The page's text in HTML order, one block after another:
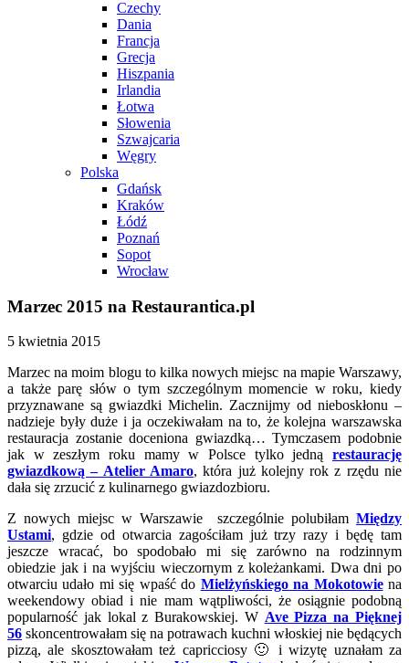
Czechy
Dania
Francja
Grecja
Hiszpania
Irlandia
Łotwa
Słowenia
Szwajcaria
Węgry
Polska
Gdańsk
Kraków
Łódź
Poznań
Sopot
Wrocław
Marzec 2015 na Restaurantica.pl
5 kwietnia 2015
Marzec na moim blogu to kilka nowych miejsc na mapie Warszawy,
a także parę słów o tym szczególnym momencie w roku, kiedy
przyznawane są gwiazdki Michelin. Zacznijmy od nieboskłonu –
nadzieje były duże i ja oczekiwałam na to, że kolejna warszawska
restauracja zostanie doceniona gwiazdką… Tymczasem podobnie
jak w zeszłym roku mamy w Polsce tylko jedną restaurację
gwiazdkową – Atelier Amaro, która już kolejny rok z rzędu nie
dała się zrzucić z kulinarnego gwiazdozbioru.
Z nowych miejsc w Warszawie szczególnie polubiłam Między
Ustami, gdzie od otwarcia zagościłam już trzy razy i będę tam
jeszcze wracać, bo spodobało mi się zarówno na rodzinnym
obiedzie jak i na wyjściu wieczornym z koleżankami. Dwa dni po
otwarciu udało mi się wpaść do Mielżyńskiego na Mokotowiena
weekendowy obiad i nie mam wątpliwości, że osiągnie podobną
popularność jak lokal z Burakowskiej. W Ave Pizza na Pięknej
56 skoncentrowałam się na potrawach kuchni włoskiej nie będących
pizzą, ale skosztowałam też capricciosy 🙂 i wizytę uznałam za